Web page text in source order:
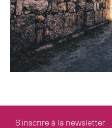
S'inscrire à la newsletter